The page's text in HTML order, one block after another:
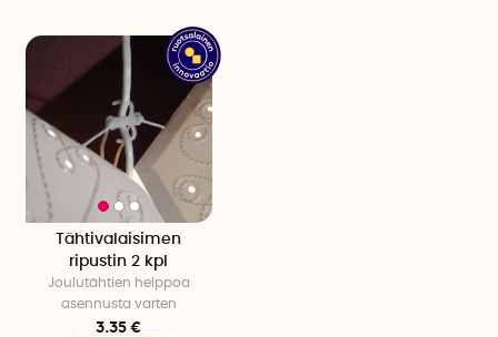
Tähtivalaisimen
ripustin 2 kpl
Joulutähtien helppoa
asennusta varten
3.35 €